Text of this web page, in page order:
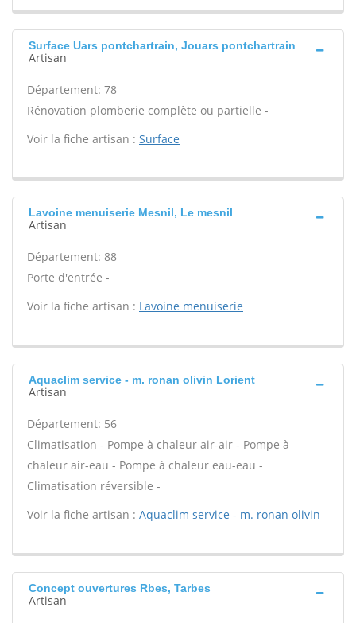
Surface Uars pontchartrain, Jouars pontchartrain
Artisan
Département: 78
Rénovation plomberie complète ou partielle -
Voir la fiche artisan : Surface
Lavoine menuiserie Mesnil, Le mesnil
Artisan
Département: 88
Porte d'entrée -
Voir la fiche artisan : Lavoine menuiserie
Aquaclim service - m. ronan olivin Lorient
Artisan
Département: 56
Climatisation - Pompe à chaleur air-air - Pompe à
chaleur air-eau - Pompe à chaleur eau-eau -
Climatisation réversible -
Voir la fiche artisan : Aquaclim service - m. ronan olivin
Concept ouvertures Rbes, Tarbes
Artisan